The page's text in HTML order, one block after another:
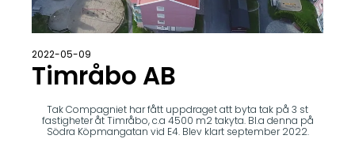
2022-05-09
Timråbo AB
Tak Compagniet har fått uppdraget att byta tak på 3 st
fastigheter åt Timråbo, c.a 4500 m2 takyta. Bl.a denna på
Södra Köpmangatan vid E4. Blev klart september 2022.